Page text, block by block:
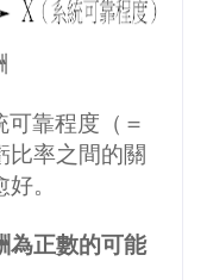
可靠程度（＝
比率之間的關
。
為正數的可能